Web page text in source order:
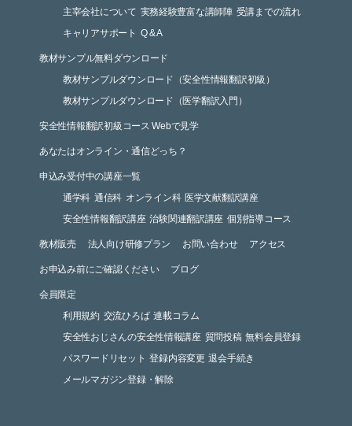
主宰会社について 実務経験豊富な講師陣 受講までの流れ
キャリアサポート Q & A
教材サンプル無料ダウンロード
教材サンプルダウンロード（安全性情報翻訳初級）
教材サンプルダウンロード（医学翻訳入門）
安全性情報翻訳初級コース Webで見学
あなたはオンライン・通信どっち？
申込み受付中の講座一覧
通学科 通信科 オンライン科 医学文献翻訳講座
安全性情報翻訳講座 治験関連翻訳講座 個別指導コース
教材販売 法人向け研修プラン お問い合わせ アクセス
お申込み前にご確認ください ブログ
会員限定
利用規約 交流ひろば 連載コラム
安全性おじさんの安全性情報講座 質問投稿 無料会員登録
パスワードリセット 登録内容変更 退会手続き
メールマガジン登録・解除